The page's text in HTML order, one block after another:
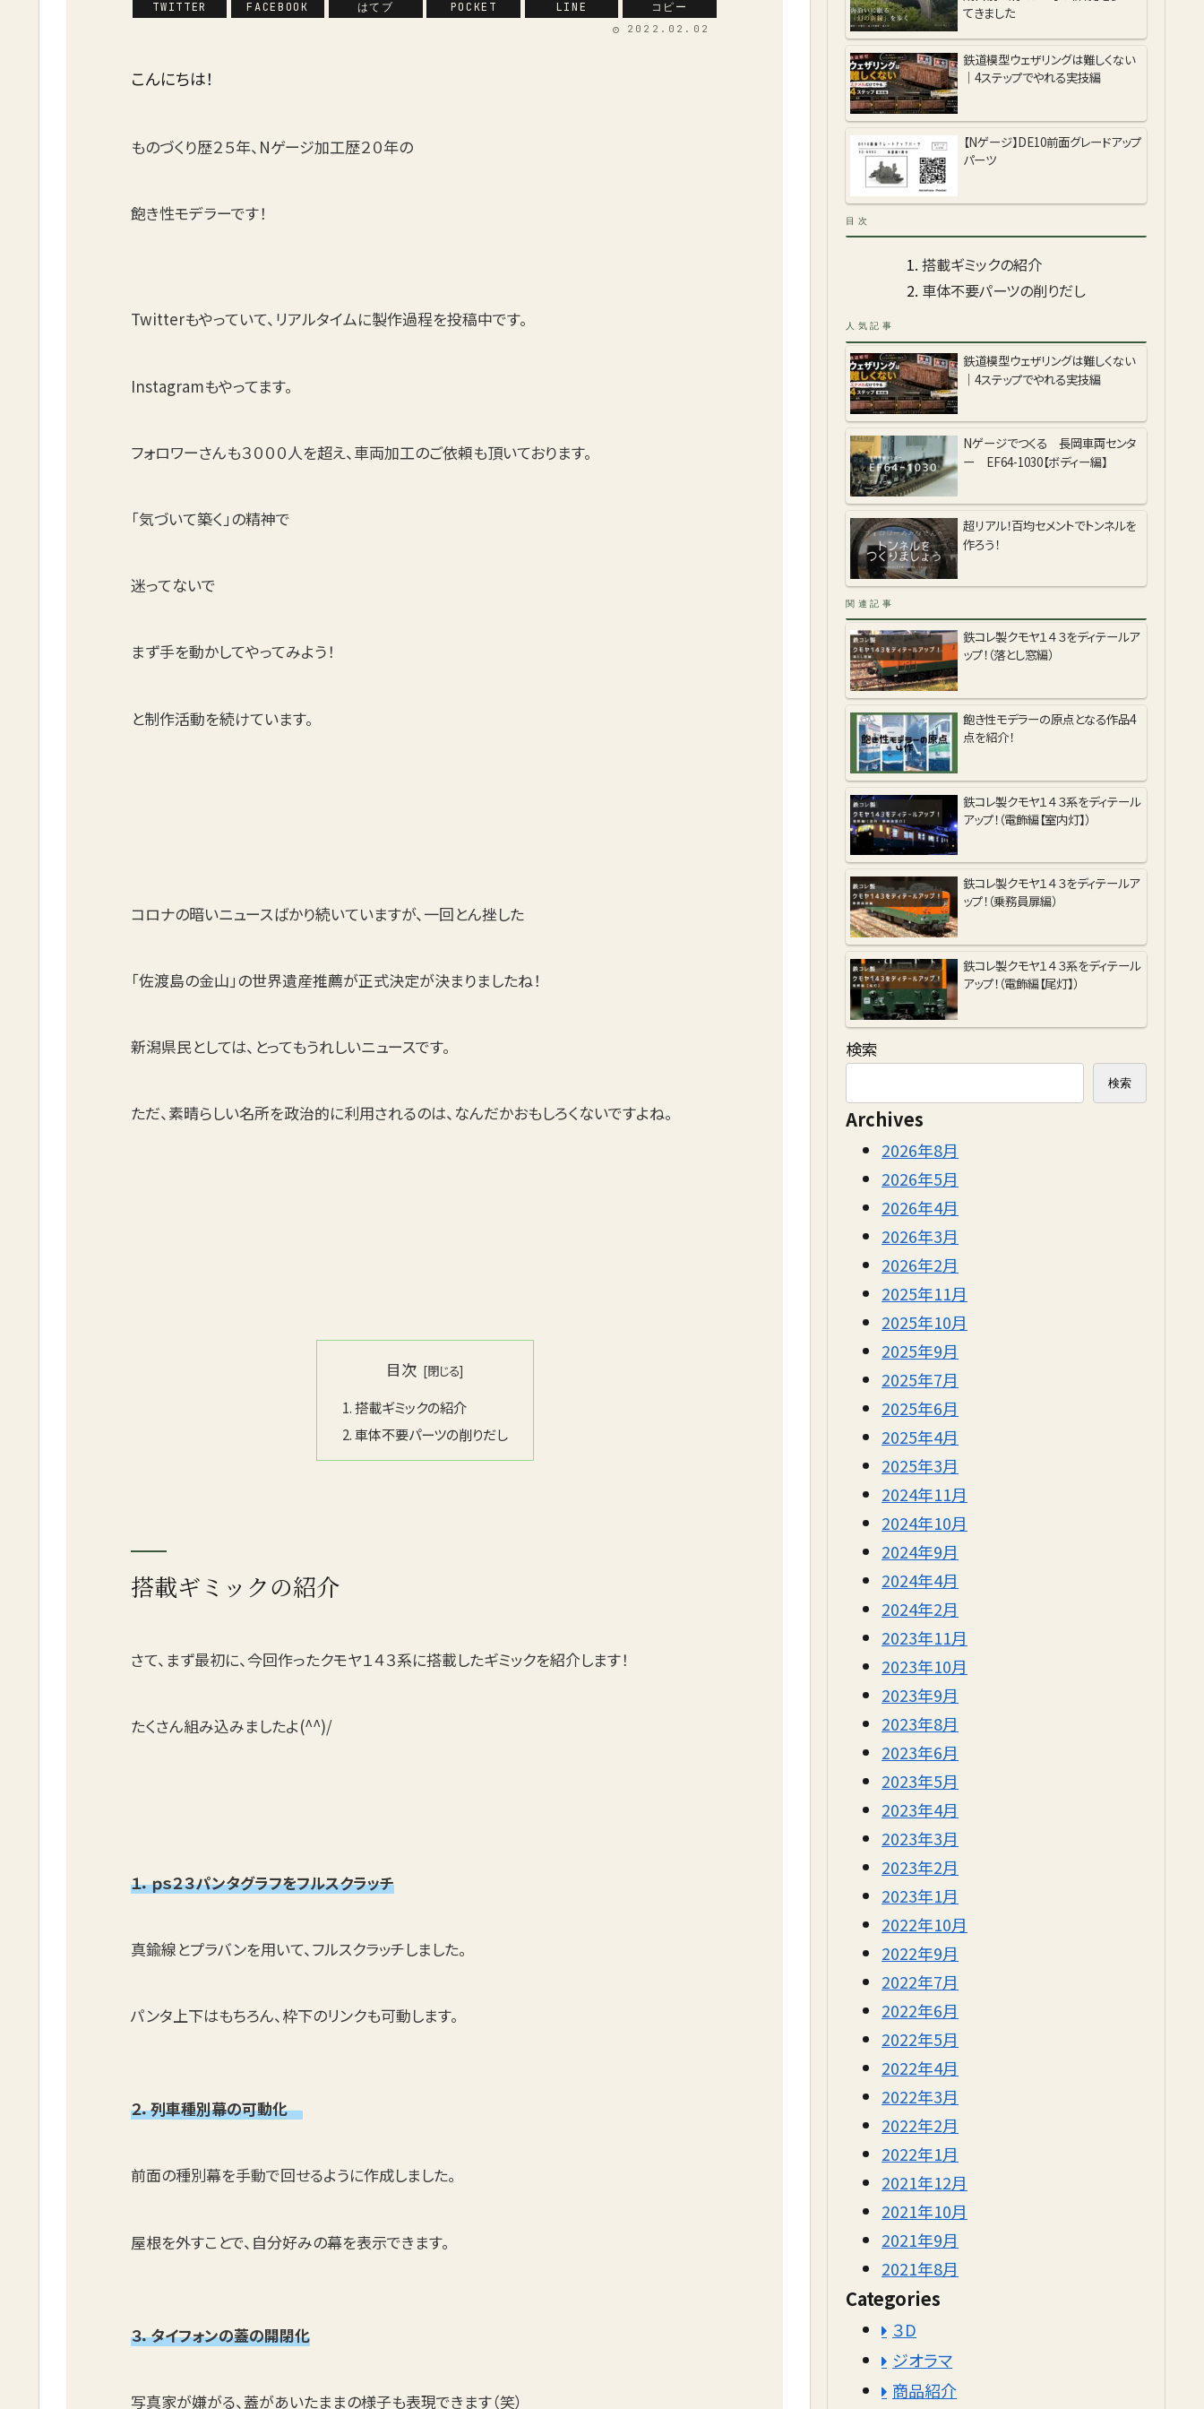
TWITTER FACEBOOK はてブ POCKET LINE コピー
2022.02.02
こんにちは！
ものづくり歴２５年、Nゲージ加工歴２０年の
飽き性モデラーです！
Twitterもやっていて、リアルタイムに製作過程を投稿中です。
Instagramもやってます。
フォロワーさんも３０００人を超え、車両加工のご依頼も頂いております。
「気づいて築く」の精神で
迷ってないで
まず手を動かしてやってみよう！
と制作活動を続けています。
コロナの暗いニュースばかり続いていますが、一回とん挫した
「佐渡島の金山」の世界遺産推薦が正式決定が決まりましたね！
新潟県民としては、とってもうれしいニュースです。
ただ、素晴らしい名所を政治的に利用されるのは、なんだかおもしろくないですよね。
目次
搭載ギミックの紹介
車体不要パーツの削りだし
搭載ギミックの紹介
さて、まず最初に、今回作ったクモヤ１４３系に搭載したギミックを紹介します！
たくさん組み込みましたよ(^^)/
１．ｐｓ２３パンタグラフをフルスクラッチ
真鍮線とプラバンを用いて、フルスクラッチしました。
パンタ上下はもちろん、枠下のリンクも可動します。
２．列車種別幕の可動化
前面の種別幕を手動で回せるように作成しました。
屋根を外すことで、自分好みの幕を表示できます。
３．タイフォンの蓋の開閉化
写真家が嫌がる、蓋があいたままの様子も表現できます（笑）
てきました
鉄道模型ウェザリングは難しくない
｜4ステップでやれる実技編
【Nゲージ】DE10前面グレードアップ
パーツ
目次
搭載ギミックの紹介
車体不要パーツの削りだし
人気記事
鉄道模型ウェザリングは難しくない
｜4ステップでやれる実技編
Nゲージでつくる 長岡車両センタ
ー EF64-1030【ボディー編】
超リアル！百均セメントでトンネルを
作ろう！
関連記事
鉄コレ製クモヤ１４３をディテールア
ップ！（落とし窓編）
飽き性モデラーの原点となる作品4
点を紹介！
鉄コレ製クモヤ１４３系をディテール
アップ！（電飾編【室内灯】）
鉄コレ製クモヤ１４３をディテールア
ップ！（乗務員扉編）
鉄コレ製クモヤ１４３系をディテール
アップ！（電飾編【尾灯】）
検索
検索
Archives
2026年8月
2026年5月
2026年4月
2026年3月
2026年2月
2025年11月
2025年10月
2025年9月
2025年7月
2025年6月
2025年4月
2025年3月
2024年11月
2024年10月
2024年9月
2024年4月
2024年2月
2023年11月
2023年10月
2023年9月
2023年8月
2023年6月
2023年5月
2023年4月
2023年3月
2023年2月
2023年1月
2022年10月
2022年9月
2022年7月
2022年6月
2022年5月
2022年4月
2022年3月
2022年2月
2022年1月
2021年12月
2021年10月
2021年9月
2021年8月
Categories
３D
ジオラマ
商品紹介